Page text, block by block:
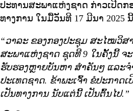
ປະທານສະພາແຫ່ງຊາດ ກ່າວເປີດກ
ທາງການ ໃນມື້ວັນທີ 17 ມີນາ 2025
“ວາລະ ຂອງກອງປະຊຸມ ສະໄໝວິສ
ສະພາແຫ່ງຊາດ ຊຸດທີ 9 ໃນຄັ້ງນີ້ ຈ
ຮັບຮອງຫຼາຍບັນຫາ ສຳຄັນໆ ແລະຈ
ປະເທດຊາດ. ຂ້າພະເຈົ້າ ຂໍປະກາດເ
ເປັນທາງການ ນັບແຕ່ນີ້ ເປັນຕົ້ນໄປ.”